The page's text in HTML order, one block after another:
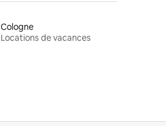
Cologne
Locations de vacances